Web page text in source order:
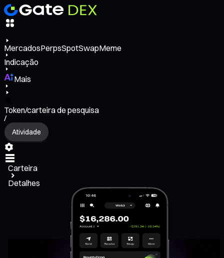
MercadosPerpsSpotSwapMeme
Indicação
Mais
Token/carteira de pesquisa
/
Atividade
Carteira
Detalhes